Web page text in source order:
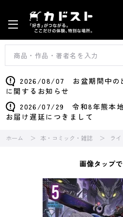
2026/08/07 お盆期間中の
に関するお知らせ
2026/07/29 令和8年熊本地
お届け遅延につきまして
ホーム 本・コミック・雑誌 ラ
画像タップ